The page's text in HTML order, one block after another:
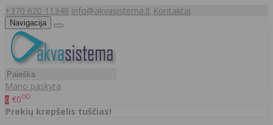
+370 620 11348 info@akvasistema.lt Kontaktai
Navigacija
Mano paskyra
0 €000
Prekių krepšelis tuščias!